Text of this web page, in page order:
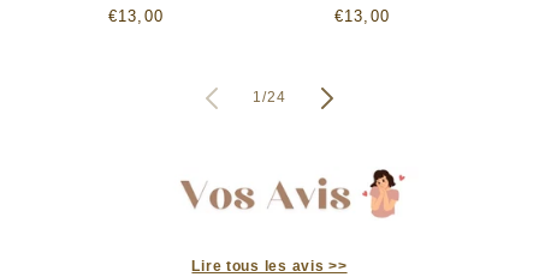
Prix
€13,00
Prix
€13,00
1/de
24
Lire tous les avis >>